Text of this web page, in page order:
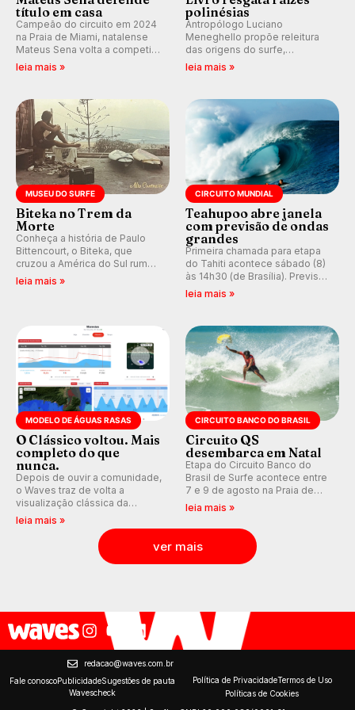
título em casa
Campeão do circuito em 2024
na Praia de Miami, natalense
Mateus Sena volta a competir
em casa em busca de manter a
hegemonia potiguar em etapa
leia mais »
polinésias
Antropólogo Luciano
Meneghello propõe releitura
das origens do surfe,
resgatando a cultura polinésia
e questionando a visão
prática em esporte e indústria.
leia mais »
MUSEU DO SURFE
Biteka no Trem da
Morte
Conheça a história de Paulo
Bittencourt, o Biteka, que
cruzou a América do Sul rumo
ao Pacífico em uma jornada
que se tornou um marco de
leia mais »
CIRCUITO MUNDIAL
Teahupoo abre janela
com previsão de ondas
grandes
Primeira chamada para etapa
do Tahiti acontece sábado (8)
às 14h30 (de Brasília). Previsão
indica swell consistente.
Medina embarca para evento e
Kelly Slater convidado.
leia mais »
MODELO DE ÁGUAS RASAS
O Clássico voltou. Mais
completo do que
nunca.
Depois de ouvir a comunidade,
o Waves traz de volta a
visualização clássica da
previsão de águas rasas,
agora integrada à nova
plataforma e com previsão das
ondas para até 16 dias.
leia mais »
CIRCUITO BANCO DO BRASIL
Circuito QS
desembarca em Natal
Etapa do Circuito Banco do
Brasil de Surfe acontece entre
7 e 9 de agosto na Praia de
Miami (RN), em disputas
válidas pelo Qualifying Series
(QS) 4.000 e pela corrida por
vagas no Challenger Series.
leia mais »
ver mais
redacao@waves.com.br
Fale conoscoPublicidadeSugestões de pauta
Wavescheck
Política de PrivacidadeTermos de Uso
Políticas de Cookies